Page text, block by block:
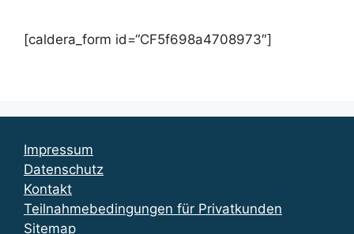
[caldera_form id=“CF5f698a4708973″]
Impressum
Datenschutz
Kontakt
Teilnahmebedingungen für Privatkunden
Sitemap